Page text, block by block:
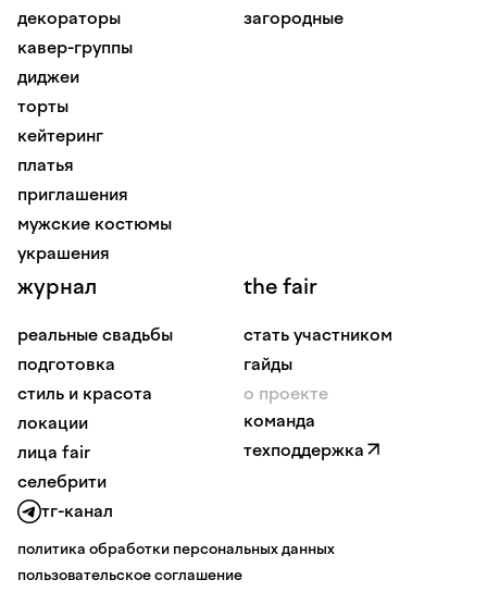
декораторы
кавер-группы
диджеи
торты
кейтеринг
платья
приглашения
мужские костюмы
украшения
загородные
журнал
реальные свадьбы
подготовка
стиль и красота
локации
лица fair
селебрити
the fair
стать участником
гайды
о проекте
команда
техподдержка
тг-канал
политика обработки персональных данных
пользовательское соглашение